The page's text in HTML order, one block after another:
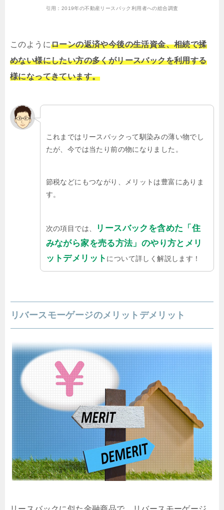
引用： 2019年の不動産リースバック利用者への総合調査
このようにローンの返済や今後の生活資金、相続で揉
めない様にしたい方の多くがリースバックを利用する
様になってきています。
これまではリースバックって馴染みの薄い物でし
たが、今では当たり前の物になりました。
節税などにもつながり、メリットは豊富にありま
す。
次の項目では、
リースバックを含めた「住
みながら家を売る方法」のやり方とメリ
ットデメリット について詳しく解説します！
リバースモーゲージのメリットデメリット